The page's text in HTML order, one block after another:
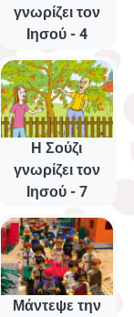
γνωρίζει τον
Ιησού - 4
Η Σούζι
γνωρίζει τον
Ιησού - 7
Μάντεψε την